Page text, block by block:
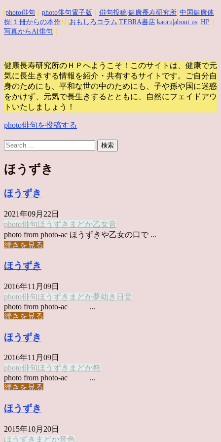
photo俳句 photo俳句電子版 俳句投稿 健康長寿研究所 中国健康体
操 １冊からの本作 り| おもしろコラム TEBRA書店 kaoru |about us HP
写真からAI俳句
健康長寿研究所のＨＰへようこそ！このサイトは、健康で元
気に長生きする情報を紹介・共有するサイトです。
ご自分自
身のためにも、平和な世の中のためにも、子や孫や国に迷惑
をかけず、元気で長生きするとともに、自然にフェイドアウ
トいたしましょう！
photo俳句を投稿する
ほうずき
ほうずき
2021年09月22日
photo俳句ほうずき まどか乙女音
photo from photo-ac ほうずきや乙女の口で ...
続きを見る
ほうずき
2016年11月09日
photo俳句ほうずき まどか夢幼き日 音
photo from photo-ac ...
続きを見る
ほうずき
2016年11月09日
photo俳句ほうずき まどか祭
photo from photo-ac ...
続きを見る
ほうずき
2015年10月20日
ほうずき まどか音色